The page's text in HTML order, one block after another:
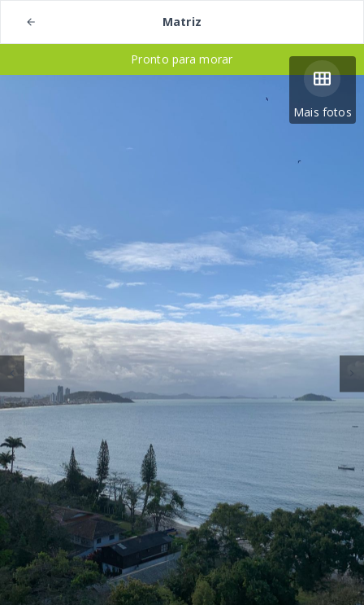
Matriz
Mais fotos
Pronto para morar